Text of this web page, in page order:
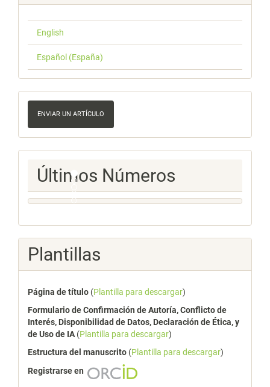
English
Español (España)
Enviar
un
artículo
ENVIAR UN ARTÍCULO
Ultimos
Numeros
Últimos Números
Plantillas
Página de título (Plantilla para descargar)
Formulario de Confirmación de Autoría, Conflicto de
Interés, Disponibilidad de Datos, Declaración de Ética, y
de Uso de IA (Plantilla para descargar)
Estructura del manuscrito (Plantilla para descargar)
Registrarse en